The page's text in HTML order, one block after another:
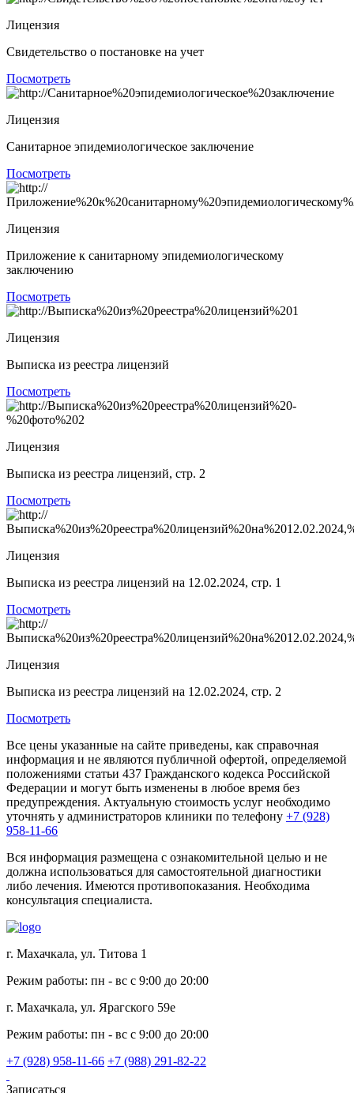
Лицензия
Свидетельство о постановке на учет
Посмотреть
Лицензия
Санитарное эпидемиологическое заключение
Посмотреть
Лицензия
Приложение к санитарному эпидемиологическому
заключению
Посмотреть
Лицензия
Выписка из реестра лицензий
Посмотреть
Лицензия
Выписка из реестра лицензий, стр. 2
Посмотреть
Лицензия
Выписка из реестра лицензий на 12.02.2024, стр. 1
Посмотреть
Лицензия
Выписка из реестра лицензий на 12.02.2024, стр. 2
Посмотреть
Все цены указанные на сайте приведены, как справочная
информация и не являются публичной офертой, определяемой
положениями статьи 437 Гражданского кодекса Российской
Федерации и могут быть изменены в любое время без
предупреждения. Актуальную стоимость услуг необходимо
уточнять у администраторов клиники по телефону +7 (928)
958-11-66
Вся информация размещена с ознакомительной целью и не
должна использоваться для самостоятельной диагностики
либо лечения. Имеются противопоказания. Необходима
консультация специалиста.
г. Махачкала, ул. Титова 1
Режим работы: пн - вс с 9:00 до 20:00
г. Махачкала, ул. Ярагского 59е
Режим работы: пн - вс с 9:00 до 20:00
+7 (928) 958-11-66 +7 (988) 291-82-22
Записаться